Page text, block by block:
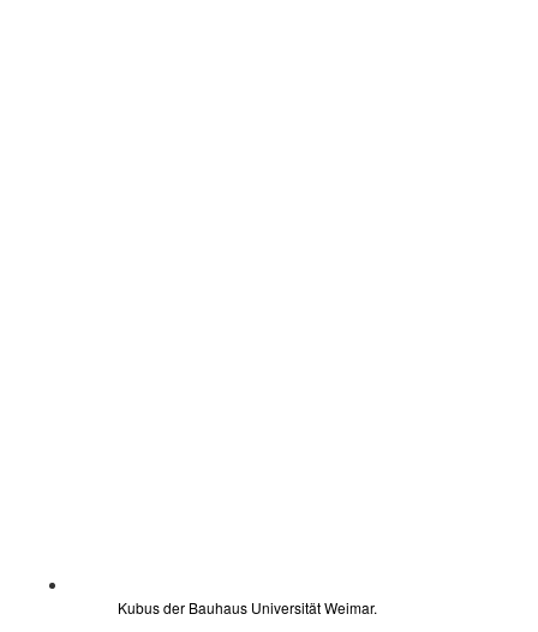
Kubus der Bauhaus Universität Weimar.